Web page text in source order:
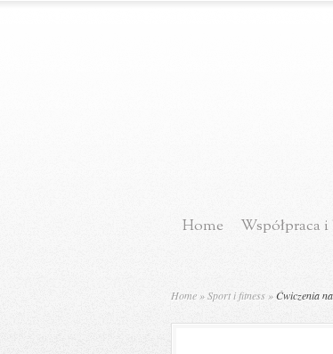
Home Współpraca
Home »Sport i fitness »Ćwiczenia